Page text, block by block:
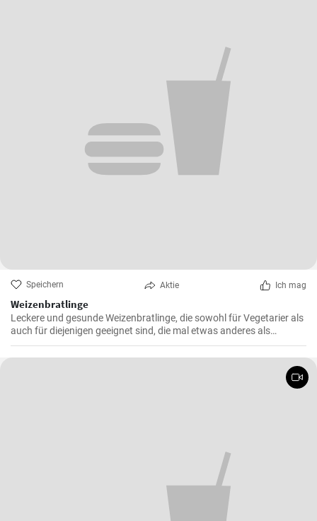
Speichern Aktie Ich mag
Weizenbratlinge
Leckere und gesunde Weizenbratlinge, die sowohl für Vegetarier als
auch für diejenigen geeignet sind, die mal etwas anderes als
normale Fleischbratlinge genießen möchten.